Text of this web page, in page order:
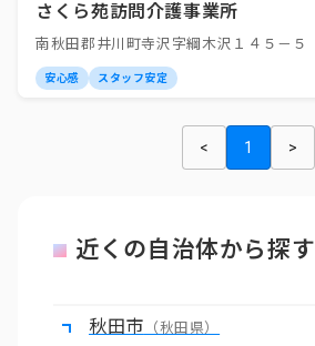
さくら苑訪問介護事業所
南秋田郡井川町寺沢字綱木沢１４５－５
安心感 スタッフ安定
< 1 >
近くの自治体から探す
秋田市 （秋田県）